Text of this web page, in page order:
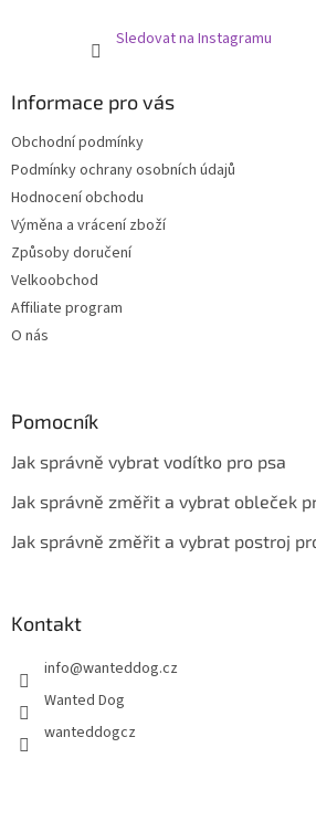
Sledovat na Instagramu
Informace pro vás
Obchodní podmínky
Podmínky ochrany osobních údajů
Hodnocení obchodu
Výměna a vrácení zboží
Způsoby doručení
Velkoobchod
Affiliate program
O nás
Pomocník
Jak správně vybrat vodítko pro psa
Jak správně změřit a vybrat obleček
Jak správně změřit a vybrat postroj
Kontakt
info@wanteddog.cz
Wanted Dog
wanteddogcz